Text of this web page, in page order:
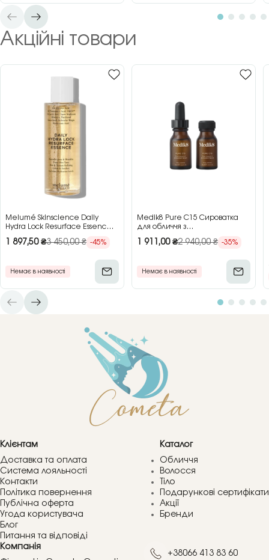
Акційні товари
Melumé Skinscience Daily
Hydra Lock Resurface Essence
обличчя з кислотами, 150 мл
1 897,50₴3 450,00₴ -45%
Немає в наявності
Medik8 Pure C15 Сироватка
для обличчя з
2×15 мл
1 911,00₴2 940,00₴ -35%
Немає в наявності
Клієнтам
Доставка та оплата
Система лояльності
Контакти
Політика повернення
Публічна оферта
Угода користувача
Блог
Питання та відповіді
Каталог
Обличчя
Волосся
Тіло
Подарункові сертифікати
Акції
Бренди
Компанія
+38066 413 83 60